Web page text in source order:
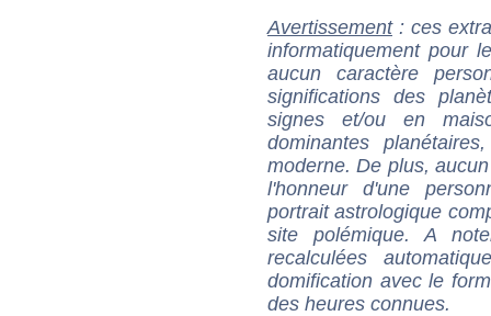
Avertissement: ces
informatiquement pour
aucun caractère
significations des
signes et/ou en
dominantes
moderne. De plus,
l'honneur d'une
portrait astrologique
site polémique. A
recalculées
domification avec le
des heures connues.